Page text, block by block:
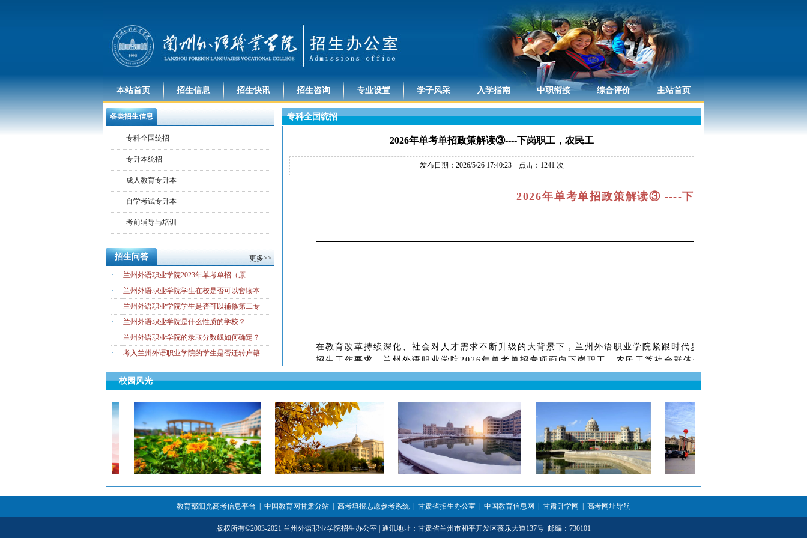
本站首页 招生信息 招生快讯 招生咨询 专业设置 学子风采 入学指南 中职衔接 综合评价 主站首页
各类招生信息
· 专科全国统招
· 专升本统招
· 成人教育专升本
· 自学考试专升本
· 考前辅导与培训
招生问答
更多>>
·
兰州外语职业学院2023年单考单招（原
·
兰州外语职业学院学生在校是否可以套读本
·
兰州外语职业学院学生是否可以辅修第二专
·
兰州外语职业学院是什么性质的学校？
·
兰州外语职业学院的录取分数线如何确定？
·
考入兰州外语职业学院的学生是否迁转户籍
专科全国统招
2026年单考单招政策解读③----下岗职工，农民工
发布日期：2026/5/26 17:40:23 点击： 1241 次
2026年单考单招政策解读③ ----下岗职工，农民工
在教育改革持续深化、社会对人才需求不断升级的大背景下，兰州外语职业学院紧跟 时代步伐，同时为贯彻
招生工作要求，兰州外语职业学院2026年单考单招专项面向下岗职工、农民工等社会群体开放，旨在拓宽社会人员
力高质量就业
01 招生政策解读
校园风光
教育部阳光高考信息平台 中国教育网甘肃分站 高考填报志愿参考系统 甘肃省招生办公室 中国教育信息网 甘肃升学网 高考网址导航
版权所有©2003-2021 兰州外语职业学院招生办公室 | 通讯地址：甘肃省兰州市和平开发区薇乐大道137号 邮编：730101